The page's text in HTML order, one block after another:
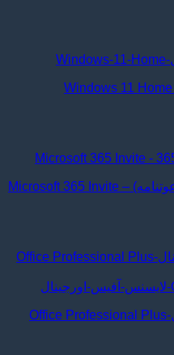
خرید لایسنس آفیس 2019 اورجینال-Office Professional Plus